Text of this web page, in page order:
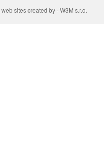
web sites created by-W3M s.r.o.